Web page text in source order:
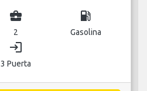
business_center
2
local_gas_station
Gasolina
login
3 Puerta